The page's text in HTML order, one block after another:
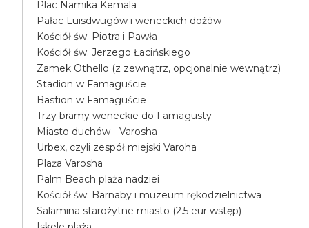
Plac Namika Kemala
Pałac Luisdwugów i weneckich dożów
Kościół św. Piotra i Pawła
Kościół św. Jerzego Łacińskiego
Zamek Othello (z zewnątrz, opcjonalnie wewnątrz)
Stadion w Famaguście
Bastion w Famaguście
Trzy bramy weneckie do Famagusty
Miasto duchów - Varosha
Urbex, czyli zespół miejski Varoha
Plaża Varosha
Palm Beach plaża nadziei
Kościół św. Barnaby i muzeum rękodzielnictwa
Salamina starożytne miasto (2.5 eur wstęp)